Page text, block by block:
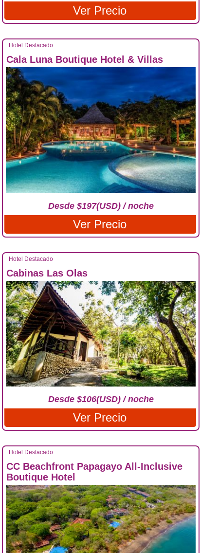
Ver Precio
Hotel Destacado
Cala Luna Boutique Hotel & Villas
Desde $197(USD) / noche
Ver Precio
Hotel Destacado
Cabinas Las Olas
Desde $106(USD) / noche
Ver Precio
Hotel Destacado
CC Beachfront Papagayo All-Inclusive
Boutique Hotel